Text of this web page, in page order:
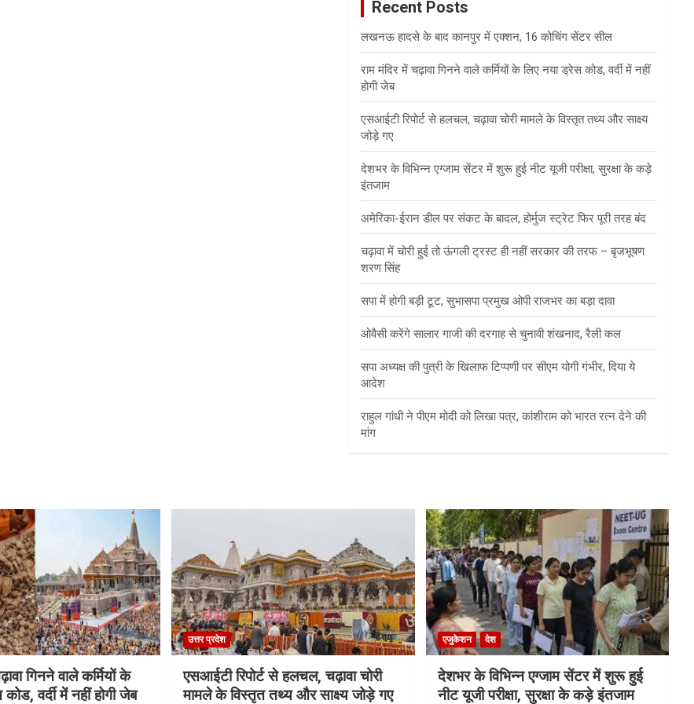
Recent Posts
लखनऊ हादसे के बाद कानपुर में एक्शन, 16 कोचिंग सेंटर सील
राम मंदिर में चढ़ावा गिनने वाले कर्मियों के लिए नया ड्रेस कोड, वर्दी में नहीं
होगी जेब
एसआईटी रिपोर्ट से हलचल, चढ़ावा चोरी मामले के विस्तृत तथ्य और साक्ष्य
जोड़े गए
देशभर के विभिन्न एग्जाम सेंटर में शुरू हुई नीट यूजी परीक्षा, सुरक्षा के कड़े
इंतजाम
अमेरिका-ईरान डील पर संकट के बादल, होर्मुज स्ट्रेट फिर पूरी तरह बंद
चढ़ावा में चोरी हुई तो ऊंगली ट्रस्ट ही नहीं सरकार की तरफ – बृजभूषण
शरण सिंह
सपा में होगी बड़ी टूट, सुभासपा प्रमुख ओपी राजभर का बड़ा दावा
ओवैसी करेंगे सालार गाजी की दरगाह से चुनावी शंखनाद, रैली कल
सपा अध्यक्ष की पुत्री के खिलाफ टिप्पणी पर सीएम योगी गंभीर, दिया ये
आदेश
राहुल गांधी ने पीएम मोदी को लिखा पत्र, कांशीराम को भारत रत्न देने की
मांग
गिनने वाले कर्मियों के
वर्दी में नहीं होगी जेब
उत्तर प्रदेश
एसआईटी रिपोर्ट से हलचल, चढ़ावा चोरी
मामले के विस्तृत तथ्य और साक्ष्य जोड़े गए
एजुकेशन देश
देशभर के विभिन्न एग्जाम सेंटर में शुरू हुई
नीट यूजी परीक्षा, सुरक्षा के कड़े इंतजाम